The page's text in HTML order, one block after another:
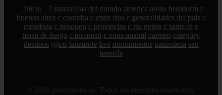
Inicio 7 maravillas del mundo america arena benidorm c
buenos aires c cordoba c entre rios c generalidades del pais c
mendoza c neuquen c provincias c rio negro c santa fe c
tierra de fuego c tucuman c zona austral carmen category
destinos gijon lanzarote live monumentos naturaleza san
tenerife
© 2026 porahinoes.es. Todos los derechos reservados.